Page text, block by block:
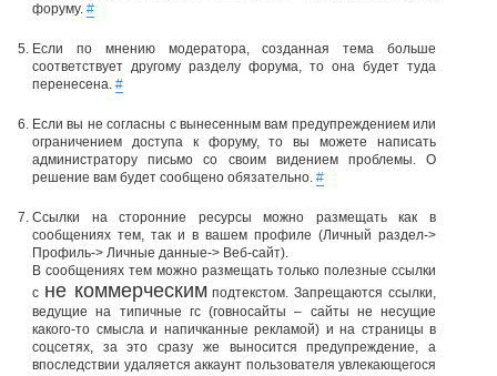
форуму. #
Если по мнению модератора, созданная тема больше
соответствует другому разделу форума, то она будет туда
перенесена. #
Если вы не согласны с вынесенным вам предупреждением или
ограничением доступа к форуму, то вы можете написать
администратору письмо со своим видением проблемы. О
решение вам будет сообщено обязательно. #
Ссылки на сторонние ресурсы можно размещать как в
сообщениях тем, так и в вашем профиле (Личный раздел->
Профиль-> Личные данные-> Веб-сайт).
В сообщениях тем можно размещать только полезные ссылки
с не коммерческим подтекстом. Запрещаются ссылки,
ведущие на типичные гс (говносайты – сайты не несущие
какого-то смысла и напичканные рекламой) и на страницы в
соцсетях, за это сразу же выносится предупреждение, а
впоследствии удаляется аккаунт пользователя увлекающегося